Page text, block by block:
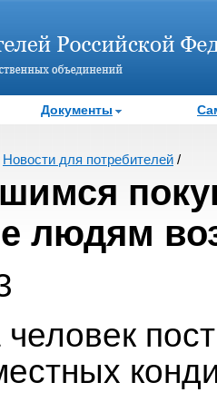
Документы
Новости для потребителей /
людям